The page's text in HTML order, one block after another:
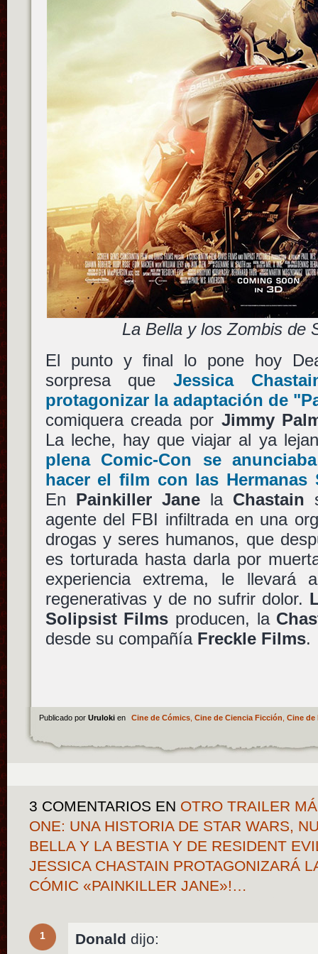
La Bella y los Zombis de
El punto y final lo pone hoy
sorpresa que Jessica
protagonizar la adaptación de
comiquera creada por Jimmy
La leche, hay que viajar al ya
plena Comic-Con se
hacer el film con las Hermanas
En Painkiller Janela Chastain
agente del FBI infiltrada en una
drogas y seres humanos, que
es torturada hasta darla por
experiencia extrema, le llevará
regenerativas y de no sufrir dolor.
Solipsist Films producen, la
desde su compañía Freckle Films.
Publicado por Uruloki en Cine de Cómics, Cine de Ciencia Ficción Cine de
3 COMENTARIOS EN OTRO TRAILER
ONE: UNA HISTORIA DE STAR WARS,
BELLA Y LA BESTIA Y DE RESIDENT
JESSICA CHASTAIN PROTAGONIZARÁ
CÓMIC «PAINKILLER JANE»!…
1 Donald dijo: